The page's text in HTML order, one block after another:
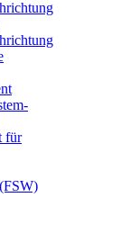
für